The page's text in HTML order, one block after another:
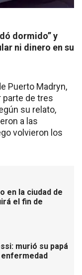
dormido” y
ni dinero en su
Puerto Madryn,
parte de tres
su relato,
a las
volvieron los
en la ciudad de
el fin de
murió su papá